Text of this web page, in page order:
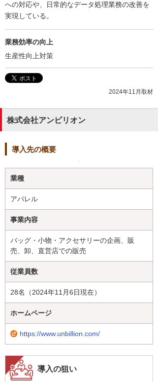
への対応や、日常的なデータ処理業務の改善を
実現している。
業務効率の向上
生産性向上対策
2024年11月取材
株式会社アンビリオン
導入先の概要
業種
アパレル
事業内容
バッグ・小物・アクセサリーの企画、販
売、卸、直営店での販売
従業員数
28名（2024年11月6日現在）
ホームページ
https://www.unbillion.com/
導入の狙い